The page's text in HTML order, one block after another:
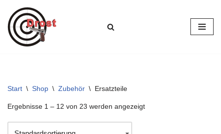
Zum
Inhalt
Start \ Shop \ Zubehör \ Ersatzteile
Ergebnisse 1 – 12 von 23 werden angezeigt